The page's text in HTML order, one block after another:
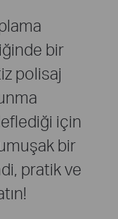
bir
polisaj
için
bir
pratik ve